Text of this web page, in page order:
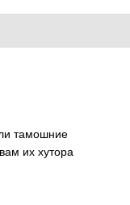
тамошние
их хутора